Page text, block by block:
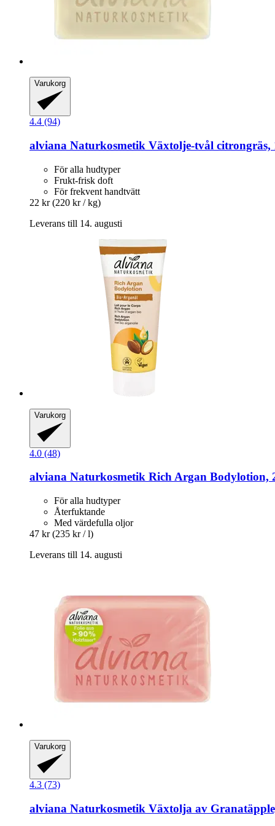
Varukorg
4.4 (94)
alviana Naturkosmetik Växtolje-​tvål citrongräs,
För alla hudtyper
Frukt-frisk doft
För frekvent handtvätt
22 kr (220 kr / kg)
Leverans till 14. augusti
Varukorg
4.0 (48)
alviana Naturkosmetik Rich Argan Bodylotion,
För alla hudtyper
Återfuktande
Med värdefulla oljor
47 kr (235 kr / l)
Leverans till 14. augusti
Varukorg
4.3 (73)
alviana Naturkosmetik Växtolja av